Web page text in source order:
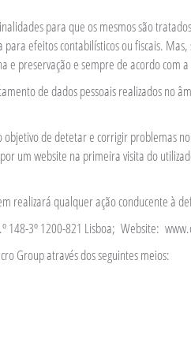
para que os mesmos são
efeitos contabilísticos ou fiscais.
preservação e sempre de acordo com a
de dados pessoais realizados no
de detetar e corrigir problemas
um website na primeira visita do
realizará qualquer ação conducente à
148-3º 1200-821 Lisboa; Website:
Group através dos seguintes meios: